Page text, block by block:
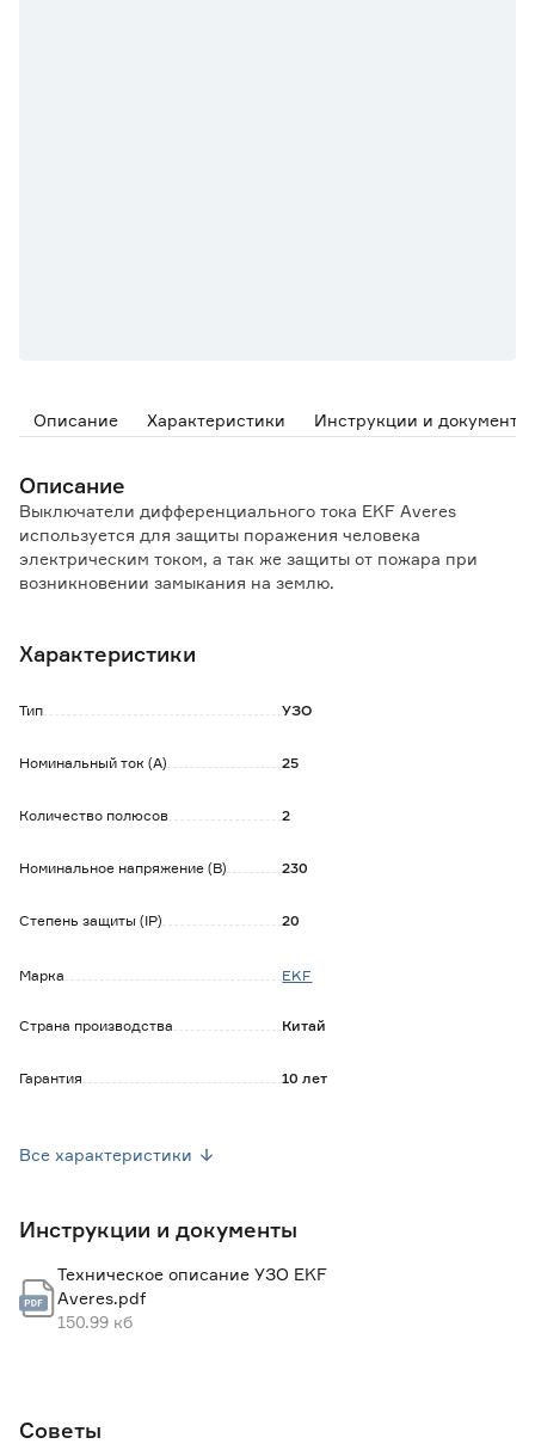
Описание Характеристики Инструкции и документы
Описание
Выключатели дифференциального тока EKF Averes
используется для защиты поражения человека
электрическим током, а так же защиты от пожара при
возникновении замыкания на землю.
Особенности и преимущества:
замыкания;
- литая лицевая панель;
- возможна коммутация алюминиевыми и медными
- отключающая способность 10 кА.
Характеристики
Тип УЗО
Номинальный ток (А) 25
Количество полюсов 2
Номинальное напряжение (В) 230
Степень защиты (IP) 20
Марка EKF
Страна производства Китай
Гарантия 10 лет
Все характеристики
Инструкции и документы
Техническое описание УЗО EKF
Averes.pdf
150.99 кб
Советы